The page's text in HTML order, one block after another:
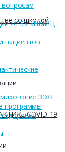
со школой
COVID-19
ФГБУ «НМИЦ
пациентов
ЗОЖ
программы
здоровья